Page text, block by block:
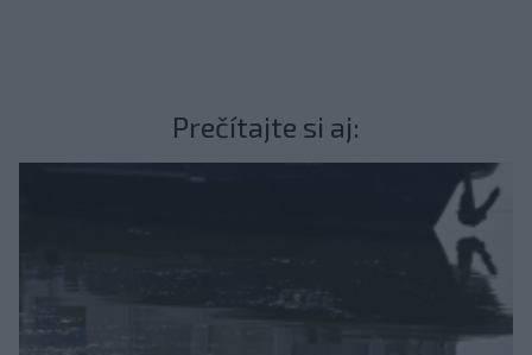
Prečítajte si aj: